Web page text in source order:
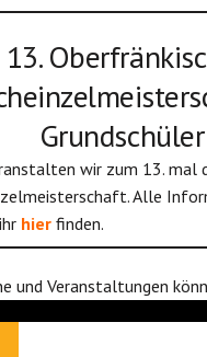
13.
Grundschüler
wir zum 13. mal
Alle
hier finden.
und Veranstaltungen